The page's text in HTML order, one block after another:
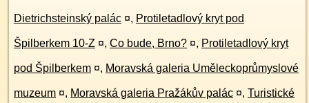
Dietrichsteinský palác ¤, Protiletadlový kryt pod
Špilberkem 10-Z ¤, Co bude, Brno? ¤, Protiletadlový kryt
pod Špilberkem ¤, Moravská galeria Uměleckoprůmyslové
muzeum ¤, Moravská galeria Pražákův palác ¤, Turistické